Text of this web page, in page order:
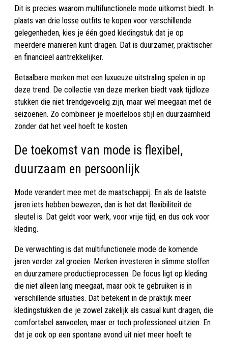
Dit is precies waarom multifunctionele mode uitkomst biedt. In
plaats van drie losse outfits te kopen voor verschillende
gelegenheden, kies je één goed kledingstuk dat je op
meerdere manieren kunt dragen. Dat is duurzamer, praktischer
en financieel aantrekkelijker.
Betaalbare merken met een luxueuze uitstraling spelen in op
deze trend. De collectie van deze merken biedt vaak tijdloze
stukken die niet trendgevoelig zijn, maar wel meegaan met de
seizoenen. Zo combineer je moeiteloos stijl en duurzaamheid
zonder dat het veel hoeft te kosten.
De toekomst van mode is flexibel,
duurzaam en persoonlijk
Mode verandert mee met de maatschappij. En als de laatste
jaren iets hebben bewezen, dan is het dat flexibiliteit de
sleutel is. Dat geldt voor werk, voor vrije tijd, en dus ook voor
kleding.
De verwachting is dat multifunctionele mode de komende
jaren verder zal groeien. Merken investeren in slimme stoffen
en duurzamere productieprocessen. De focus ligt op kleding
die niet alleen lang meegaat, maar ook te gebruiken is in
verschillende situaties. Dat betekent in de praktijk meer
kledingstukken die je zowel zakelijk als casual kunt dragen, die
comfortabel aanvoelen, maar er toch professioneel uitzien. En
dat je ook op een spontane avond uit niet meer hoeft te